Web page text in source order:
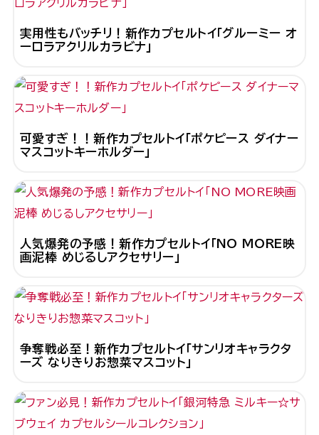
実用性もバッチリ！新作カプセルトイ「グルーミー オ
ーロラアクリルカラビナ」
可愛すぎ！！新作カプセルトイ「ポケピース ダイナー
マスコットキーホルダー」
人気爆発の予感！新作カプセルトイ「NO MORE映
画泥棒 めじるしアクセサリー」
争奪戦必至！新作カプセルトイ「サンリオキャラクタ
ーズ なりきりお惣菜マスコット」